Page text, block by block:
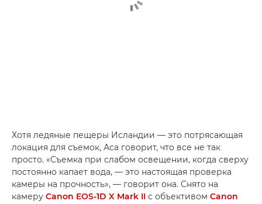
Хотя ледяные пещеры Исландии — это потрясающая
локация для съемок, Аса говорит, что все не так
просто. «Съемка при слабом освещении, когда сверху
постоянно капает вода, — это настоящая проверка
камеры на прочность», — говорит она. Снято на
камеру Canon EOS-1D X Mark II с объективом Canon